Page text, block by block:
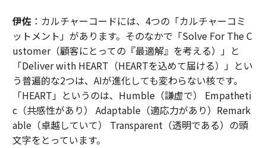
伊佐：カルチャーコードには、4つの「カルチャーコミ
ットメント」があります。そのなかで「Solve For The C
ustomer（顧客にとっての『最適解』を考える）」と
「Deliver with HEART（HEARTを込めて届ける）」とい
う普遍的な2つは、AIが進化しても変わらない核です。
「HEART」というのは、Humble（謙虚で） Empatheti
c（共感性があり） Adaptable（適応力があり）Remark
able（卓越していて） Transparent（透明である）の頭
文字をとっています。